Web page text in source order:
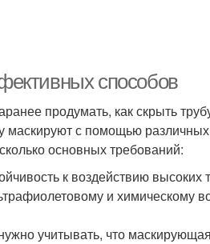
способов
продумать, как скрыть
маскируют с помощью
основных требований:
к воздействию высоких
и химическому
учитывать, что